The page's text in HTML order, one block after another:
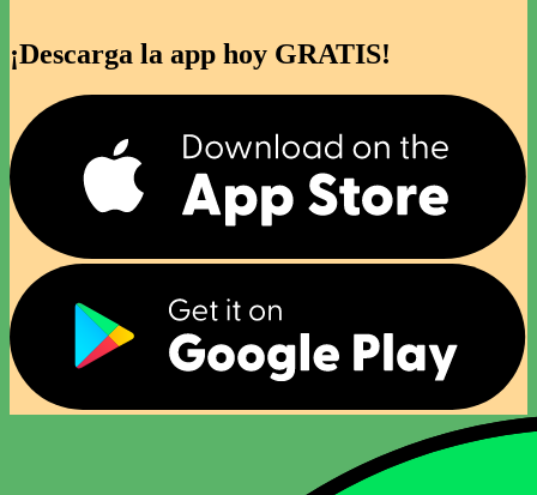
¡Descarga la app hoy GRATIS!